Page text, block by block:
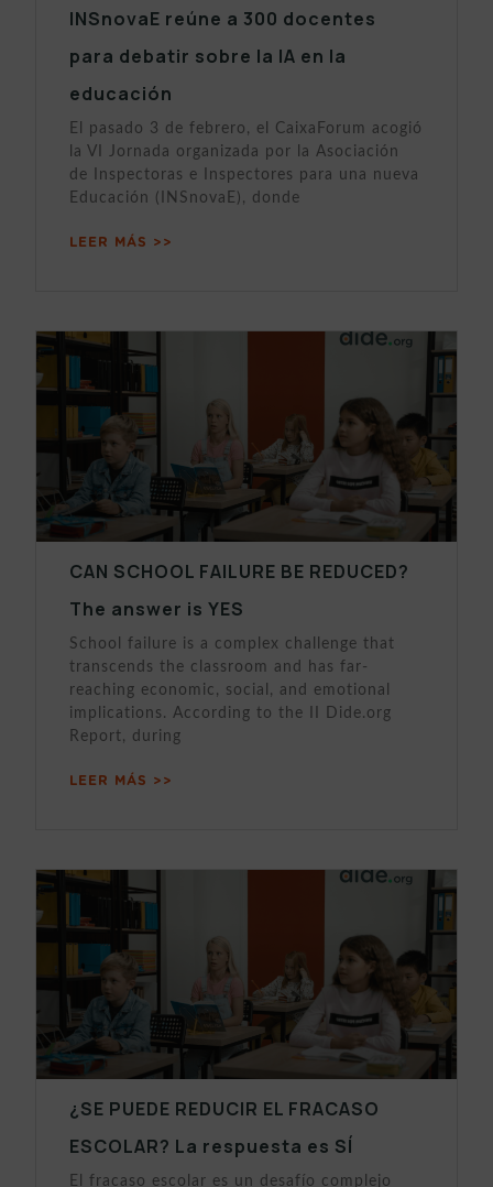
INSnovaE reúne a 300 docentes
para debatir sobre la IA en la
educación
El pasado 3 de febrero, el CaixaForum acogió
la VI Jornada organizada por la Asociación
de Inspectoras e Inspectores para una nueva
Educación (INSnovaE), donde
LEER MÁS >>
CAN SCHOOL FAILURE BE REDUCED?
The answer is YES
School failure is a complex challenge that
transcends the classroom and has far-
reaching economic, social, and emotional
implications. According to the II Dide.org
Report, during
LEER MÁS >>
¿SE PUEDE REDUCIR EL FRACASO
ESCOLAR? La respuesta es SÍ
El fracaso escolar es un desafío complejo